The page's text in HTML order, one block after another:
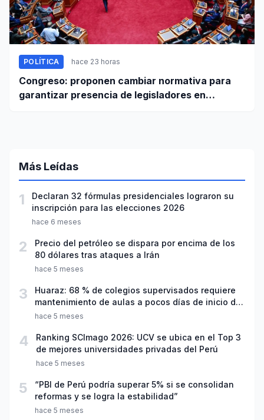
POLÍTICA hace 23 horas
Congreso: proponen cambiar normativa para
garantizar presencia de legisladores en
Más Leídas
1
Declaran 32 fórmulas presidenciales lograron su
inscripción para las elecciones 2026
hace 6 meses
2
Precio del petróleo se dispara por encima de los
80 dólares tras ataques a Irán
hace 5 meses
3
Huaraz: 68 % de colegios supervisados requiere
mantenimiento de aulas a pocos días de inicio del
año escolar 2026
hace 5 meses
4
Ranking SCImago 2026: UCV se ubica en el Top 3
de mejores universidades privadas del Perú
hace 5 meses
5
“PBI de Perú podría superar 5% si se consolidan
reformas y se logra la estabilidad”
hace 5 meses